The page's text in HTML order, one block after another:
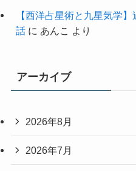
【西洋占星術と九星気学
話に あんこ より
アーカイブ
2026年8月
2026年7月